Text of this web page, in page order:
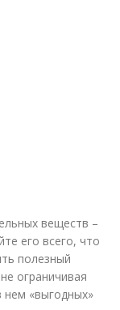
веществ –
его всего, что
полезный
ограничивая
нем «выгодных»